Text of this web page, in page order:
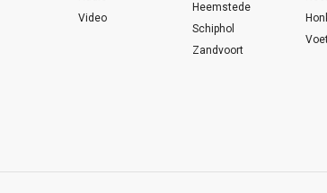
Video
Heemstede
Schiphol
Zandvoort